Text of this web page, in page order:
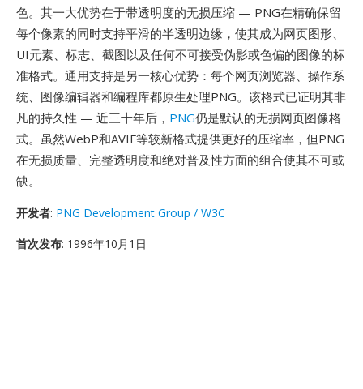
色。其一大优势在于带透明度的无损压缩 — PNG在精确保留
每个像素的同时支持平滑的半透明边缘，使其成为网页图形、
UI元素、标志、截图以及任何不可接受伪影或色偏的图像的标
准格式。通用支持是另一核心优势：每个网页浏览器、操作系
统、图像编辑器和编程库都原生处理PNG。该格式已证明其非
凡的持久性 — 近三十年后， PNG仍是默认的无损网页图像格
式。虽然WebP和AVIF等较新格式提供更好的压缩率，但PNG
在无损质量、完整透明度和绝对普及性方面的组合使其不可或
缺。
开发者: PNG Development Group / W3C
首次发布: 1996年10月1日